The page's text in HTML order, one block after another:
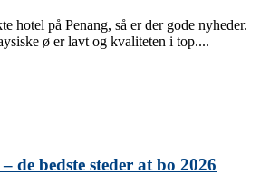
hotel på Penang, så er der gode nyheder.
ø er lavt og kvaliteten i top....
de bedste steder at bo 2026